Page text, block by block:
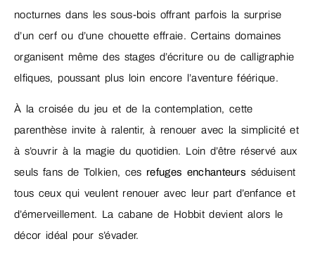
nocturnes dans les sous-bois offrant parfois la surprise
d’un cerf ou d’une chouette effraie. Certains domaines
organisent même des stages d’écriture ou de calligraphie
elfiques, poussant plus loin encore l’aventure féérique.
À la croisée du jeu et de la contemplation, cette
parenthèse invite à ralentir, à renouer avec la simplicité et
à s’ouvrir à la magie du quotidien. Loin d’être réservé aux
seuls fans de Tolkien, ces refuges enchanteurs séduisent
tous ceux qui veulent renouer avec leur part d’enfance et
d’émerveillement. La cabane de Hobbit devient alors le
décor idéal pour s’évader.